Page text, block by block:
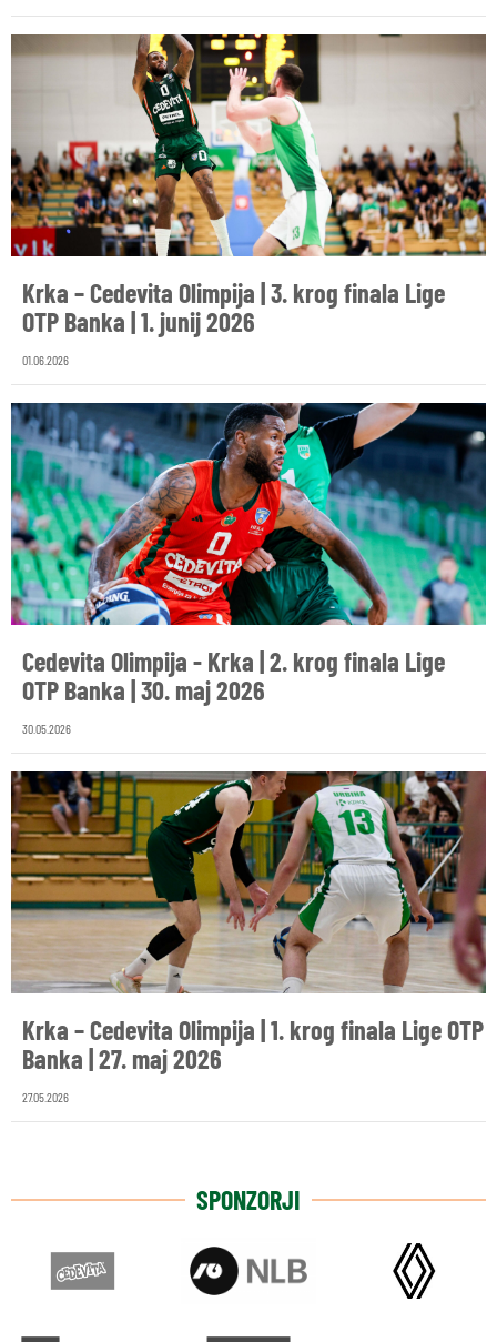
Krka – Cedevita Olimpija | 3. krog finala Lige
OTP Banka | 1. junij 2026
01.06.2026
Cedevita Olimpija - Krka | 2. krog finala Lige
OTP Banka | 30. maj 2026
30.05.2026
Krka – Cedevita Olimpija | 1. krog finala Lige OTP
Banka | 27. maj 2026
27.05.2026
SPONZORJI